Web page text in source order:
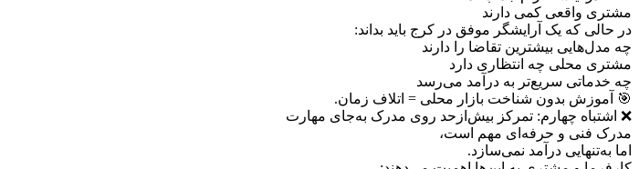
مشتری واقعی کمی دارند
در حالی که یک آرایشگر موفق در کرج باید بداند:
چه مدل‌هایی بیشترین تقاضا را دارند
مشتری محلی چه انتظاری دارد
چه خدماتی سریع‌تر به درآمد می‌رسد
🎯 آموزش بدون شناخت بازار محلی = اتلاف زمان.
❌ اشتباه چهارم: تمرکز بیش‌ازحد روی مدرک به‌جای مهارت
مدرک فنی و حرفه‌ای مهم است،
اما به‌تنهایی درآمد نمی‌سازد.